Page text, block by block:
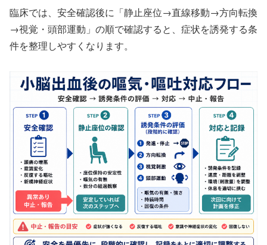
臨床では、安全確認後に「静止座位→直線移動→方向転換
→視覚・頭部運動」の順で確認すると、症状を誘発する条
件を整理しやすくなります。